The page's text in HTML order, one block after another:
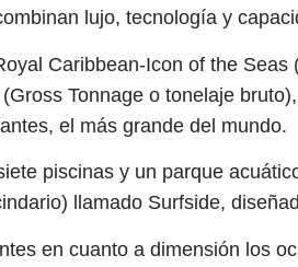
lujo, tecnología y
Caribbean-Icon of the
Tonnage o tonelaje
el más grande del mundo.
piscinas y un parque
llamado Surfside,
en cuanto a dimensión los